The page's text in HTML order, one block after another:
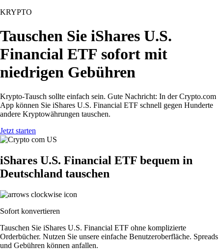
KRYPTO
Tauschen Sie iShares U.S.
Financial ETF sofort mit
niedrigen Gebühren
Krypto-Tausch sollte einfach sein. Gute Nachricht: In der Crypto.com
App können Sie iShares U.S. Financial ETF schnell gegen Hunderte
andere Kryptowährungen tauschen.
Jetzt starten
iShares U.S. Financial ETF bequem in
Deutschland tauschen
Sofort konvertieren
Tauschen Sie iShares U.S. Financial ETF ohne komplizierte
Orderbücher. Nutzen Sie unsere einfache Benutzeroberfläche. Spreads
und Gebühren können anfallen.